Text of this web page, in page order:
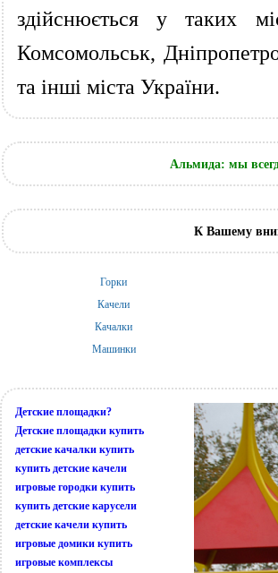
здійснюється у таких
Комсомольськ,
та інші міста України.
Альмида: мы
К Вашему
Горки
Качели
Качалки
Машинки
Детские площадки?
Детские площадки купить
детские качалки купить
купить детские качели
игровые городки купить
купить детские карусели
детские качели купить
игровые домики купить
игровые комплексы